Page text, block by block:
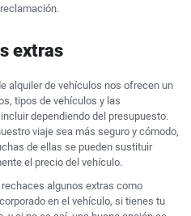
extras
alquiler de vehículos nos ofrecen un
tipos de vehículos y las
dependiendo del presupuesto.
viaje sea más seguro y cómodo,
de ellas se pueden sustituir
el precio del vehículo.
algunos extras como
en el vehículo, si tienes tu